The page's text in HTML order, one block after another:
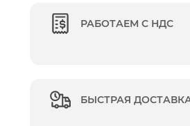
РАБОТАЕМ С НДС
БЫСТРАЯ